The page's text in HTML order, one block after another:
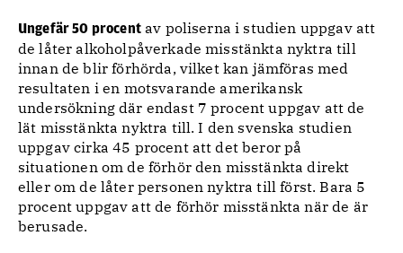
Ungefär 50 procentav poliserna i studien uppgav att
de låter alkoholpåverkade misstänkta nyktra till
innan de blir förhörda, vilket kan jämföras med
resultaten i en motsvarande amerikansk
undersökning där endast 7 procent uppgav att de
lät misstänkta nyktra till. I den svenska studien
uppgav cirka 45 procent att det beror på
situationen om de förhör den misstänkta direkt
eller om de låter personen nyktra till först. Bara 5
procent uppgav att de förhör misstänkta när de är
berusade.